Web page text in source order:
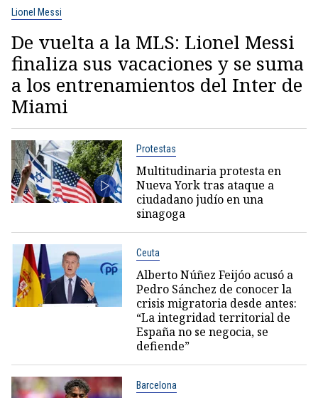
Lionel Messi
De vuelta a la MLS: Lionel Messi
finaliza sus vacaciones y se suma
a los entrenamientos del Inter de
Miami
Protestas
Multitudinaria protesta en
Nueva York tras ataque a
ciudadano judío en una
sinagoga
Ceuta
Alberto Núñez Feijóo acusó a
Pedro Sánchez de conocer la
crisis migratoria desde antes:
“La integridad territorial de
España no se negocia, se
defiende”
Barcelona